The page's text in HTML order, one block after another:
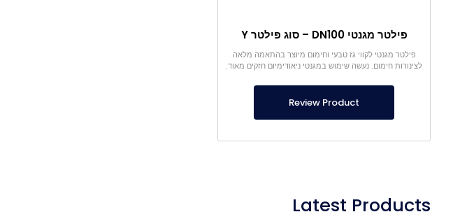
פילטר מגנטי DN100 – סוג פילטר Y
פילטר מגנטי לקווי גז טבעי וחימום מיוצר בהתאמה מלאה
לצינורות חימום. נעשה שימוש במגנטי ניאודימיום חזקים מאוד.
Review Product
Latest Products